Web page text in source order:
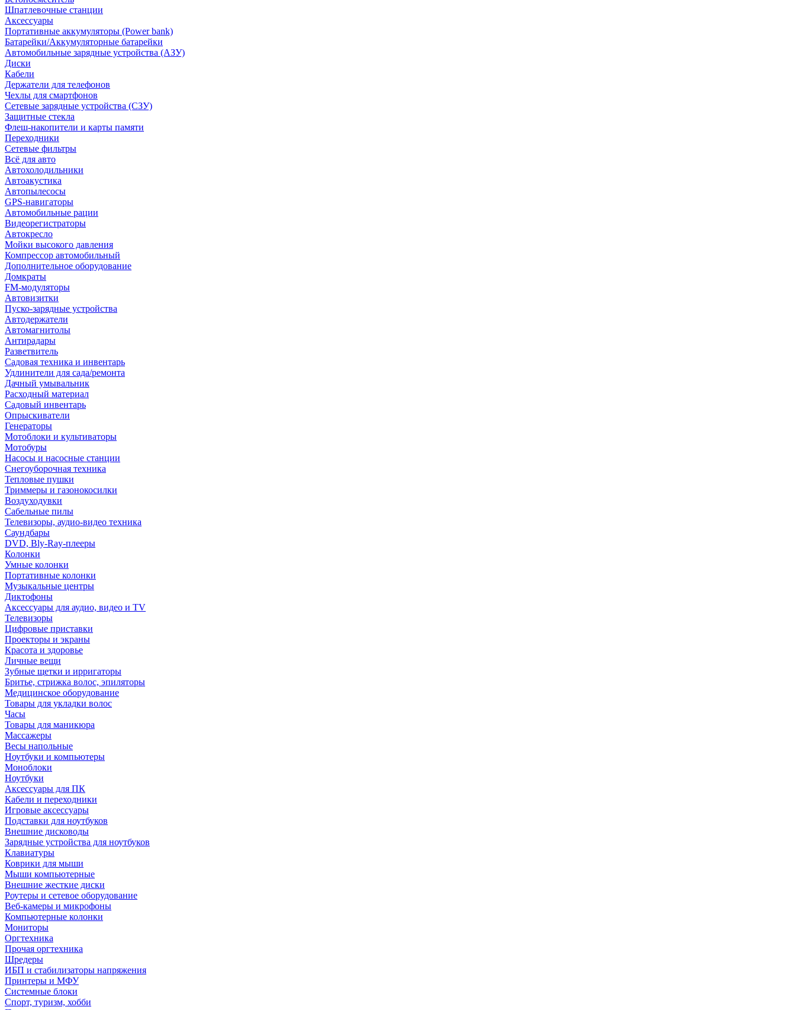
Шпатлевочные станции
Аксессуары
Портативные аккумуляторы (Power bank)
Батарейки/Аккумуляторные батарейки
Автомобильные зарядные устройства (АЗУ)
Диски
Кабели
Держатели для телефонов
Чехлы для смартфонов
Сетевые зарядные устройства (СЗУ)
Защитные стекла
Флеш-накопители и карты памяти
Переходники
Сетевые фильтры
Всё для авто
Автохолодильники
Автоакустика
Автопылесосы
GPS-навигаторы
Автомобильные рации
Видеорегистраторы
Автокресло
Мойки высокого давления
Компрессор автомобильный
Дополнительное оборудование
Домкраты
FM-модуляторы
Автовизитки
Пуско-зарядные устройства
Автодержатели
Автомагнитолы
Антирадары
Разветвитель
Садовая техника и инвентарь
Удлинители для сада/ремонта
Дачный умывальник
Расходный материал
Садовый инвентарь
Опрыскиватели
Генераторы
Мотоблоки и культиваторы
Мотобуры
Насосы и насосные станции
Снегоуборочная техника
Тепловые пушки
Триммеры и газонокосилки
Воздуходувки
Сабельные пилы
Телевизоры, аудио-видео техника
Саундбары
DVD, Bly-Ray-плееры
Колонки
Умные колонки
Портативные колонки
Музыкальные центры
Диктофоны
Аксессуары для аудио, видео и TV
Телевизоры
Цифровые приставки
Проекторы и экраны
Красота и здоровье
Личные вещи
Зубные щетки и ирригаторы
Бритье, стрижка волос, эпиляторы
Медицинское оборудование
Товары для укладки волос
Часы
Товары для маникюра
Массажеры
Весы напольные
Ноутбуки и компьютеры
Моноблоки
Ноутбуки
Аксессуары для ПК
Кабели и переходники
Игровые аксессуары
Подставки для ноутбуков
Внешние дисководы
Зарядные устройства для ноутбуков
Клавиатуры
Коврики для мыши
Мыши компьютерные
Внешние жесткие диски
Роутеры и сетевое оборудование
Веб-камеры и микрофоны
Компьютерные колонки
Мониторы
Оргтехника
Прочая оргтехника
Шредеры
ИБП и стабилизаторы напряжения
Принтеры и МФУ
Системные блоки
Спорт, туризм, хобби